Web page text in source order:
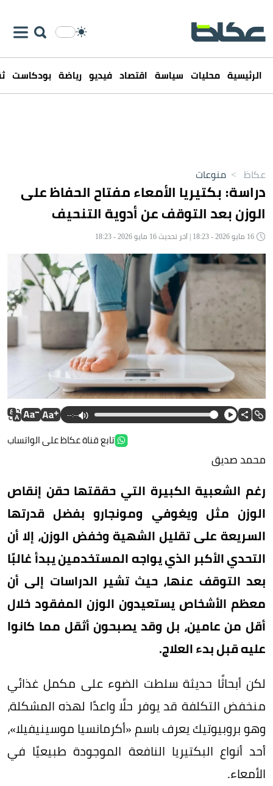
الرئيسية محليات سياسة اقتصاد فيديو رياضة بودكاست
عكاظ > منوعات
دراسة: بكتيريا الأمعاء مفتاح الحفاظ على
الوزن بعد التوقف عن أدوية التنحيف
--:--
تابع قناة عكاظ على الواتساب
محمد صديق
رغم الشعبية الكبيرة التي حققتها حقن إنقاص
الوزن مثل ويغوفي ومونجارو بفضل قدرتها
السريعة على تقليل الشهية وخفض الوزن، إلا أن
التحدي الأكبر الذي يواجه المستخدمين يبدأ غالبًا
بعد التوقف عنها، حيث تشير الدراسات إلى أن
معظم الأشخاص يستعيدون الوزن المفقود خلال
أقل من عامين، بل وقد يصبحون أثقل مما كانوا
عليه قبل بدء العلاج.
لكن أبحاثًا حديثة سلطت الضوء على مكمل غذائي
منخفض التكلفة قد يوفر حلًا واعدًا لهذه المشكلة،
وهو بروبيوتيك يعرف باسم «أكرمانسيا موسينيفيلا»،
أحد أنواع البكتيريا النافعة الموجودة طبيعيًا في
الأمعاء.